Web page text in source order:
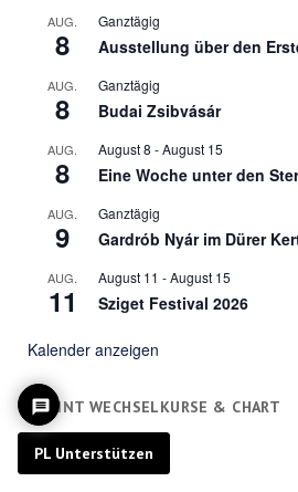
AUG.
8
Ganztägig
Ausstellung über den
AUG.
8
Ganztägig
Budai Zsibvásár
AUG.
8
August 8 -August 15
Eine Woche unter den
AUG.
9
Ganztägig
Gardrób Nyár im Dürer
AUG.
11
August 11 -August 15
Sziget Festival 2026
Kalender anzeigen
FORINT WECHSELKURSE & CHART
PL Unterstützen